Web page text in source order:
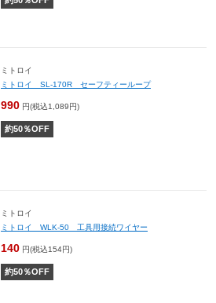
ミトロイ
ミトロイ SL-170R セーフティーループ
990 円(税込1,089円)
約50％OFF
ミトロイ
ミトロイ WLK-50 工具用接続ワイヤー
140 円(税込154円)
約50％OFF